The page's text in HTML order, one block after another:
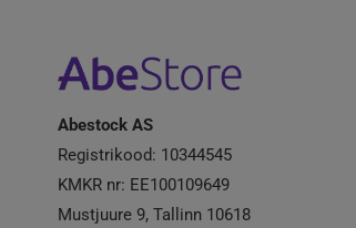
Abestock AS
Registrikood: 10344545
KMKR nr: EE100109649
Mustjuure 9, Tallinn 10618